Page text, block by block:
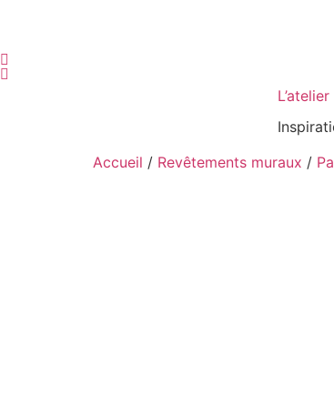
L’atelier
Accueil / Revêtements muraux /